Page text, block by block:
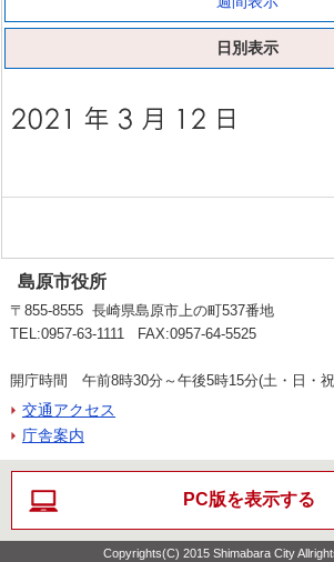
日別表示
島原市役所
〒855-8555 長崎県島原市上の町537番地
TEL:0957-63-1111 FAX:0957-64-5525
開庁時間 午前8時30分～午後5時15分(土・日・
交通アクセス
庁舎案内
PC版を表示する
Copyrights(C) 2015 Shimabara City